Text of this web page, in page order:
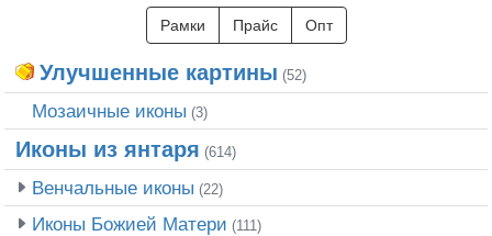
Рамки Прайс Опт
Улучшенные картины (52)
Мозаичные иконы (3)
Иконы из янтаря (614)
Венчальные иконы (22)
Иконы Божией Матери (111)